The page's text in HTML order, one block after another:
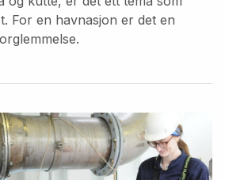
For en havnasjon er det en